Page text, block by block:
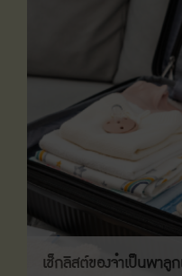
เช็กลิสต์ของจำเป็นพาลู